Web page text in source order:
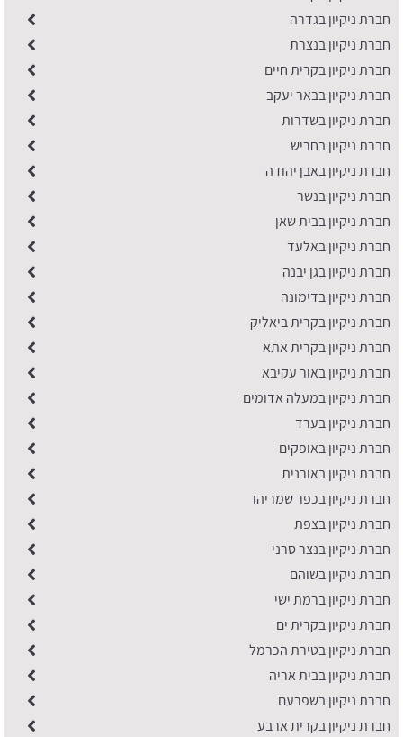
חברת ניקיון בגדרה
חברת ניקיון בנצרת
חברת ניקיון בקרית חיים
חברת ניקיון בבאר יעקב
חברת ניקיון בשדרות
חברת ניקיון בחריש
חברת ניקיון באבן יהודה
חברת ניקיון בנשר
חברת ניקיון בבית שאן
חברת ניקיון באלעד
חברת ניקיון בגן יבנה
חברת ניקיון בדימונה
חברת ניקיון בקרית ביאליק
חברת ניקיון בקרית אתא
חברת ניקיון באור עקיבא
חברת ניקיון במעלה אדומים
חברת ניקיון בערד
חברת ניקיון באופקים
חברת ניקיון באורנית
חברת ניקיון בכפר שמריהו
חברת ניקיון בצפת
חברת ניקיון בנצר סרני
חברת ניקיון בשוהם
חברת ניקיון ברמת ישי
חברת ניקיון בקרית ים
חברת ניקיון בטירת הכרמל
חברת ניקיון בבית אריה
חברת ניקיון בשפרעם
חברת ניקיון בקרית ארבע